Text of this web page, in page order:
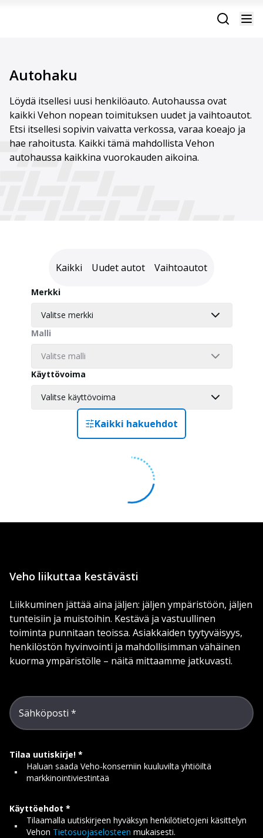
Autohaku
Löydä itsellesi uusi henkilöauto. Autohaussa ovat
kaikki Vehon nopean toimituksen uudet ja vaihtoautot.
Etsi itsellesi sopivin vaivatta verkossa, varaa koeajo ja
hae rahoitusta. Kaikki tämä mahdollista Vehon
autohaussa kaikkina vuorokauden aikoina.
Kaikki Uudet autot Vaihtoautot
Merkki
Valitse merkki
Malli
Valitse malli
Käyttövoima
Valitse käyttövoima
Kaikki hakuehdot
Veho liikuttaa kestävästi
Liikkuminen jättää aina jäljen: jäljen ympäristöön, jäljen
tunteisiin ja muistoihin. Kestävä ja vastuullinen
toiminta punnitaan teoissa. Asiakkaiden tyytyväisyys,
henkilöstön hyvinvointi ja mahdollisimman vähäinen
kuorma ympäristölle – näitä mittaamme jatkuvasti.
Sähköposti
Tilaa uutiskirje!
Haluan saada Veho-konserniin kuuluvilta yhtiöiltä
markkinointiviestintää
Käyttöehdot
Tilaamalla uutiskirjeen hyväksyn henkilötietojeni käsittelyn
Vehon Tietosuojaselosteen mukaisesti.